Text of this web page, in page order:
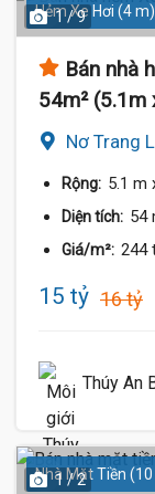
Hẻm Xe Hơi (4 m)
1 / 9
Bán nhà
54m²
Nơ Trang
Rộng: 5.1 m
Diện tích: 54
Giá/m²: 244
15 tỷ 16 tỷ
Thúy An
Nhà Mặt Tiền
1 / 2